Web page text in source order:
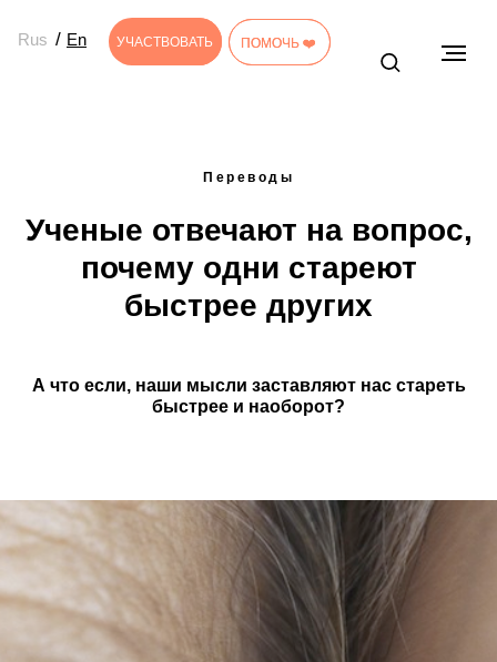
Rus En
/ ПОМОЧЬ ❤️
УЧАСТВОВАТЬ ПОМОЧЬ ❤️
УЧАСТВОВАТЬ
Переводы
Ученые отвечают на вопрос,
почему одни стареют
быстрее других
А что если, наши мысли заставляют нас стареть
быстрее и наоборот?